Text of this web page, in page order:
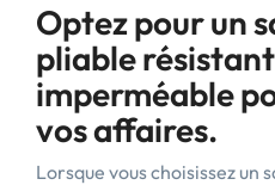
Optez pour un
pliable
imperméable
vos affaires.
Lorsque vous choisissez un